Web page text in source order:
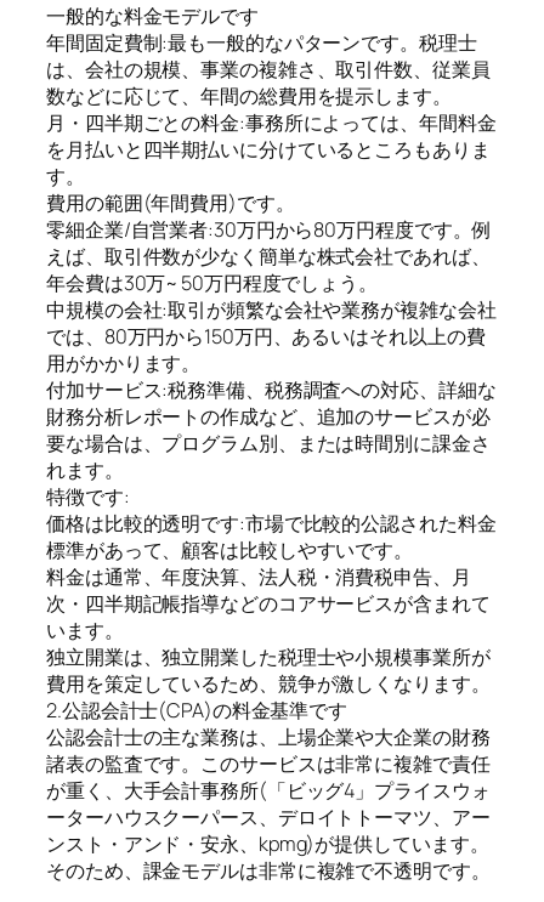
一般的な料金モデルです
年間固定費制:最も一般的なパターンです。税理士
は、会社の規模、事業の複雑さ、取引件数、従業員
数などに応じて、年間の総費用を提示します。
月・四半期ごとの料金:事務所によっては、年間料金
を月払いと四半期払いに分けているところもありま
す。
費用の範囲(年間費用)です。
零細企業/自営業者:30万円から80万円程度です。例
えば、取引件数が少なく簡単な株式会社であれば、
年会費は30万~ 50万円程度でしょう。
中規模の会社:取引が頻繁な会社や業務が複雑な会社
では、80万円から150万円、あるいはそれ以上の費
用がかかります。
付加サービス:税務準備、税務調査への対応、詳細な
財務分析レポートの作成など、追加のサービスが必
要な場合は、プログラム別、または時間別に課金さ
れます。
特徴です:
価格は比較的透明です:市場で比較的公認された料金
標準があって、顧客は比較しやすいです。
料金は通常、年度決算、法人税・消費税申告、月
次・四半期記帳指導などのコアサービスが含まれて
います。
独立開業は、独立開業した税理士や小規模事業所が
費用を策定しているため、競争が激しくなります。
2.公認会計士(CPA)の料金基準です
公認会計士の主な業務は、上場企業や大企業の財務
諸表の監査です。このサービスは非常に複雑で責任
が重く、大手会計事務所(「ビッグ4」プライスウォ
ーターハウスクーパース、デロイトトーマツ、アー
ンスト・アンド・安永、kpmg)が提供しています。
そのため、課金モデルは非常に複雑で不透明です。